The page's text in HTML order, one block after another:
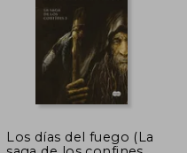
Los días del fuego (La